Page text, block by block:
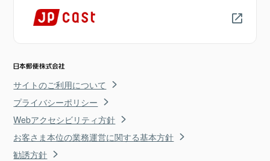
サイトのご利用について
プライバシーポリシー
Webアクセシビリティ方針
お客さま本位の業務運営に関する基本方針
勧誘方針